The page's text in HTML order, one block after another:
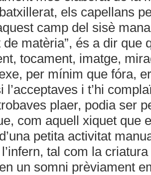
els capellans
camp del sisè
de matèria”, és a dir que
tocament, imatge,
per mínim que fóra,
l’acceptaves i t’hi
plaer, podia ser
com aquell xiquet que
petita activitat
tal com la
un somni prèviament